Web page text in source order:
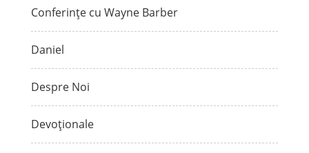
Conferințe cu Wayne Barber
Daniel
Despre Noi
Devoționale